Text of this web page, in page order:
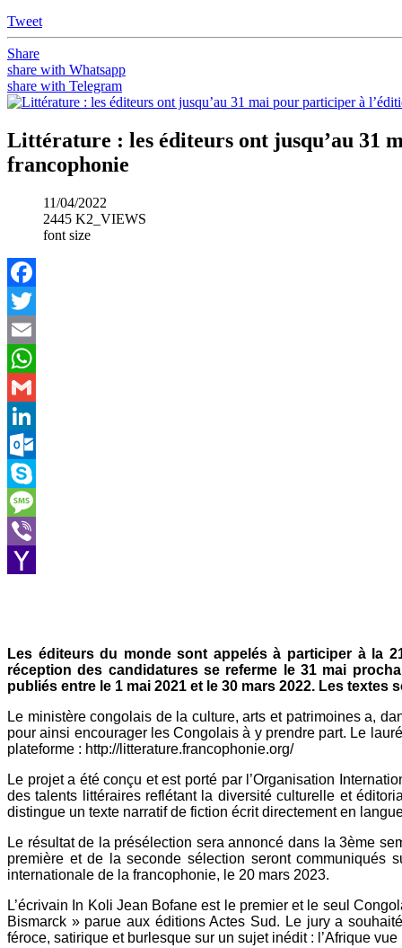
Tweet
Share
share with Whatsapp
share with Telegram
Littérature : les éditeurs ont jusqu’au 31
francophonie
11/04/2022
2445 K2_VIEWS
font size
Facebook
Twitter
Email
WhatsApp
Gmail
LinkedIn
Outlook.com
Skype
Message
Viber
Les éditeurs du monde sont appelés à participer à la
réception des candidatures se referme le 31 mai
publiés entre le 1 mai 2021 et le 30 mars 2022. Les
Le ministère congolais de la culture, arts et patrimoines a,
pour ainsi encourager les Congolais à y prendre part. Le
plateforme : http://litterature.francophonie.org/
Le projet a été conçu et est porté par l’Organisation
des talents littéraires reflétant la diversité culturelle et
distingue un texte narratif de fiction écrit directement en
Le résultat de la présélection sera annoncé dans la 3ème
première et de la seconde sélection seront
internationale de la francophonie, le 20 mars 2023.
L’écrivain In Koli Jean Bofane est le premier et le seul
Bismarck » parue aux éditions Actes Sud. Le jury a
féroce, satirique et burlesque sur un sujet inédit : l’Afrique